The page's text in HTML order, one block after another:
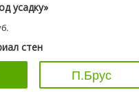
усадку»
стен
П.Брус